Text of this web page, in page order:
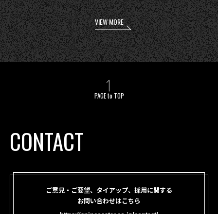
VIEW MORE
PAGE to TOP
CONTACT
ご意見・ご要望、タイアップ、採用に関する
お問い合わせはこちら